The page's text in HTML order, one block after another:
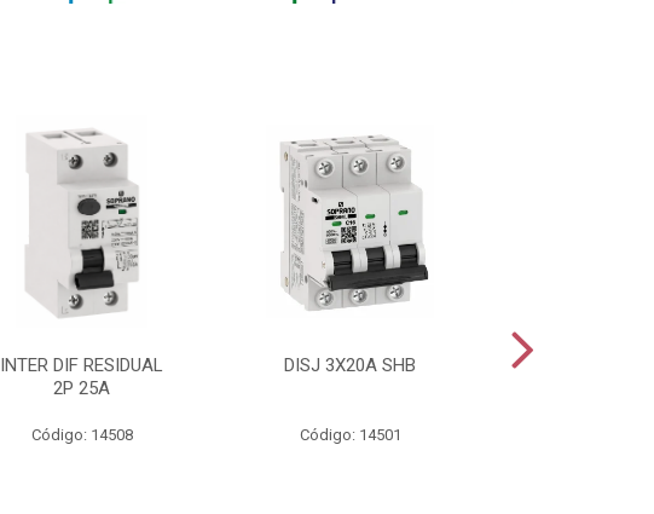
INTER DIF RESIDUAL
2P 25A
Código: 14508
DISJ 3X20A SHB
Código: 14501